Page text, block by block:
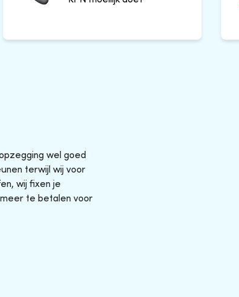
wel goed
terwijl wij voor
wij fixen je
te betalen voor